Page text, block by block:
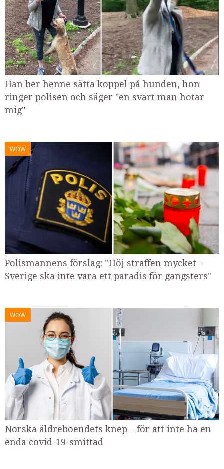
Han ber henne sätta koppel på hunden, hon
ringer polisen och säger "en svart man hotar
mig"
WOW
Polismannens förslag: ''Höj straffen mycket –
Sverige ska inte vara ett paradis för gangsters''
WOW
Norska äldreboendets knep – för att inte ha en
enda covid-19-smittad